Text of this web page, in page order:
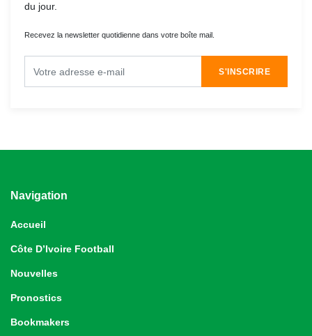
du jour.
Recevez la newsletter quotidienne dans votre boîte mail.
S'INSCRIRE
Navigation
Accueil
Côte D’Ivoire Football
Nouvelles
Pronostics
Bookmakers